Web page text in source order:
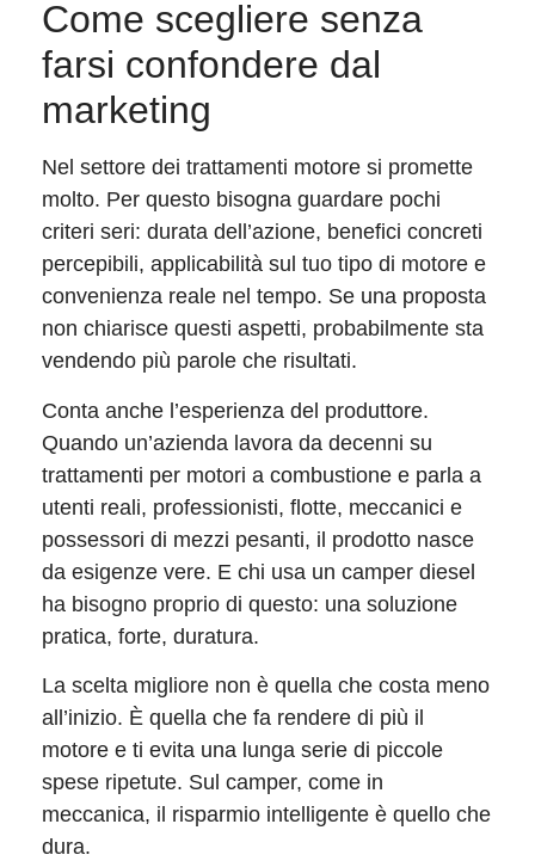
Come scegliere senza
farsi confondere dal
marketing
Nel settore dei trattamenti motore si promette
molto. Per questo bisogna guardare pochi
criteri seri: durata dell’azione, benefici concreti
percepibili, applicabilità sul tuo tipo di motore e
convenienza reale nel tempo. Se una proposta
non chiarisce questi aspetti, probabilmente sta
vendendo più parole che risultati.
Conta anche l’esperienza del produttore.
Quando un’azienda lavora da decenni su
trattamenti per motori a combustione e parla a
utenti reali, professionisti, flotte, meccanici e
possessori di mezzi pesanti, il prodotto nasce
da esigenze vere. E chi usa un camper diesel
ha bisogno proprio di questo: una soluzione
pratica, forte, duratura.
La scelta migliore non è quella che costa meno
all’inizio. È quella che fa rendere di più il
motore e ti evita una lunga serie di piccole
spese ripetute. Sul camper, come in
meccanica, il risparmio intelligente è quello che
dura.